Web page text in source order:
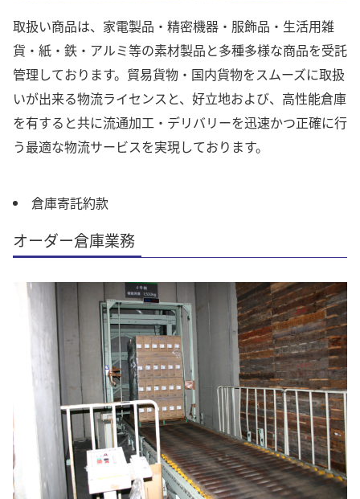
取扱い商品は、家電製品・精密機器・服飾品・生活用雑
貨・紙・鉄・アルミ等の素材製品と多種多様な商品を受託
管理しております。貿易貨物・国内貨物をスムーズに取扱
いが出来る物流ライセンスと、好立地および、高性能倉庫
を有すると共に流通加工・デリバリーを迅速かつ正確に行
う最適な物流サービスを実現しております。
倉庫寄託約款
オーダー倉庫業務